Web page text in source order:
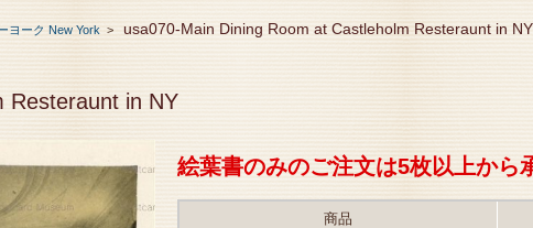
て
作）について
ヨーク New York > usa070-Main Dining Room at Castleholm Resteraunt in NY
Resteraunt in NY
絵葉書のみのご注文は5枚以上から
商品